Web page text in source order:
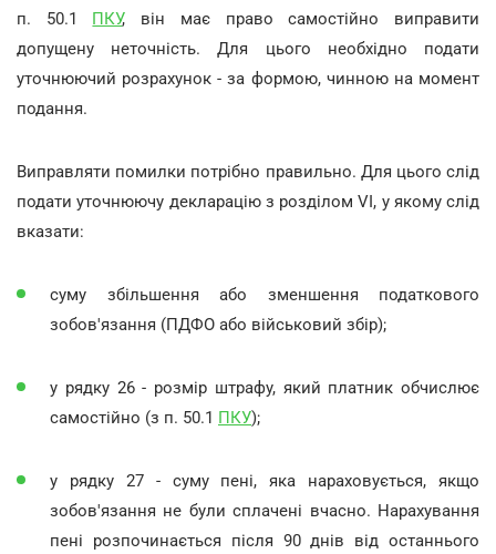
п. 50.1 ПКУ, він має право самостійно виправити
допущену неточність. Для цього необхідно подати
уточнюючий розрахунок - за формою, чинною на момент
подання.
Виправляти помилки потрібно правильно. Для цього слід
подати уточнюючу декларацію з розділом VI, у якому слід
вказати:
суму збільшення або зменшення податкового
зобов'язання (ПДФО або військовий збір);
у рядку 26 - розмір штрафу, який платник обчислює
самостійно (з п. 50.1 ПКУ);
у рядку 27 - суму пені, яка нараховується, якщо
зобов'язання не були сплачені вчасно. Нарахування
пені розпочинається після 90 днів від останнього